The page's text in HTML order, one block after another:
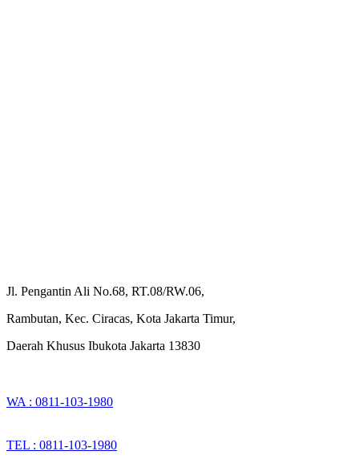
Jl. Pengantin Ali No.68, RT.08/RW.06,
Rambutan, Kec. Ciracas, Kota Jakarta Timur,
Daerah Khusus Ibukota Jakarta 13830
WA : 0811-103-1980
TEL : 0811-103-1980